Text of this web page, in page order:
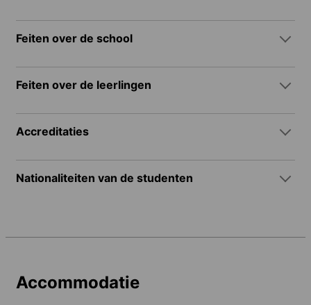
Feiten over de school
Feiten over de leerlingen
Accreditaties
Nationaliteiten van de studenten
Accommodatie